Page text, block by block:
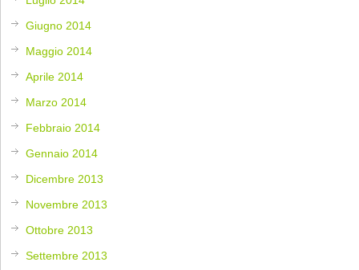
Giugno 2014
Maggio 2014
Aprile 2014
Marzo 2014
Febbraio 2014
Gennaio 2014
Dicembre 2013
Novembre 2013
Ottobre 2013
Settembre 2013